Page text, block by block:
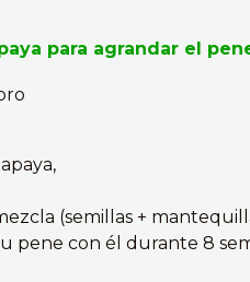
para agrandar el
(semillas +
pene con él durante 8